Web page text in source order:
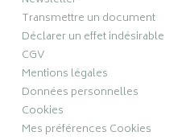
Transmettre un document
Déclarer un effet indésirable
CGV
Mentions légales
Données personnelles
Cookies
Mes préférences Cookies